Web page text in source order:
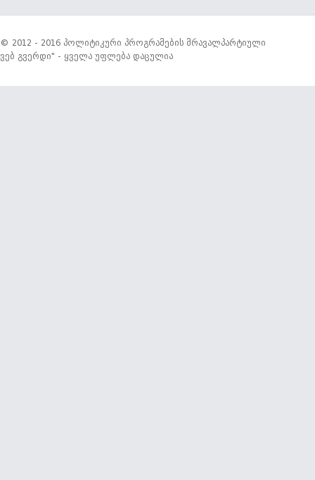
© 2012 - 2016 პოლიტიკური პროგრამების მრავალპარტიული
ვებ გვერდი" - ყველა უფლება დაცულია